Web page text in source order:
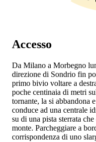
Accesso
Da Milano a Morbegno
direzione di Sondrio fin
primo bivio voltare a
poche centinaia di metri
tornante, la si abbandona
conduce ad una centrale
su di una pista sterrata
monte. Parcheggiare a
corrispondenza di uno